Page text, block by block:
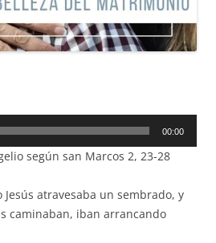
00:00
según san Marcos 2, 23-28
atravesaba un sembrado, y
caminaban, iban arrancando